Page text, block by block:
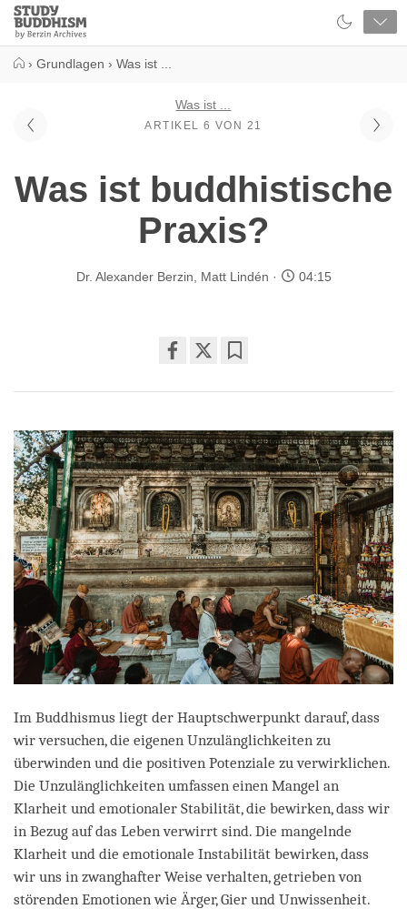
Close
Study
Buddhism
› Grundlagen › Was ist ...
Was ist ...
ARTIKEL 6 VON 21
Was ist buddhistische
Praxis?
Dr. Alexander Berzin Matt Lindén 04:15
on
Im Buddhismus liegt der Hauptschwerpunkt darauf, dass
wir versuchen, die eigenen Unzulänglichkeiten zu
überwinden und die positiven Potenziale zu verwirklichen.
Die Unzulänglichkeiten umfassen einen Mangel an
Klarheit und emotionaler Stabilität, die bewirken, dass wir
in Bezug auf das Leben verwirrt sind. Die mangelnde
Klarheit und die emotionale Instabilität bewirken, dass
wir uns in zwanghafter Weise verhalten, getrieben von
störenden Emotionen wie Ärger, Gier und Unwissenheit.